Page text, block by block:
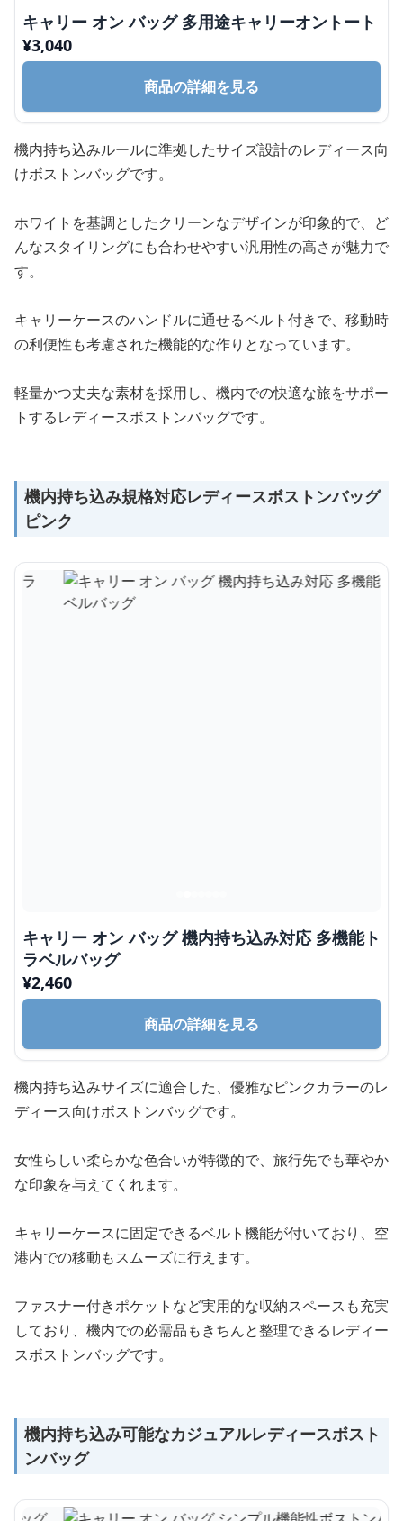
キャリー オン バッグ 多用途キャリーオントート
¥3,040
商品の詳細を見る
機内持ち込みルールに準拠したサイズ設計のレディース向
けボストンバッグです。
ホワイトを基調としたクリーンなデザインが印象的で、ど
んなスタイリングにも合わせやすい汎用性の高さが魅力で
す。
キャリーケースのハンドルに通せるベルト付きで、移動時
の利便性も考慮された機能的な作りとなっています。
軽量かつ丈夫な素材を採用し、機内での快適な旅をサポー
トするレディースボストンバッグです。
機内持ち込み規格対応レディースボストンバッグ
ピンク
キャリー オン バッグ 機内持ち込み対応 多機能ト
ラベルバッグ
¥2,460
商品の詳細を見る
機内持ち込みサイズに適合した、優雅なピンクカラーのレ
ディース向けボストンバッグです。
女性らしい柔らかな色合いが特徴的で、旅行先でも華やか
な印象を与えてくれます。
キャリーケースに固定できるベルト機能が付いており、空
港内での移動もスムーズに行えます。
ファスナー付きポケットなど実用的な収納スペースも充実
しており、機内での必需品もきちんと整理できるレディー
スボストンバッグです。
機内持ち込み可能なカジュアルレディースボスト
ンバッグ